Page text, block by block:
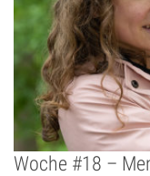
Woche #18 –